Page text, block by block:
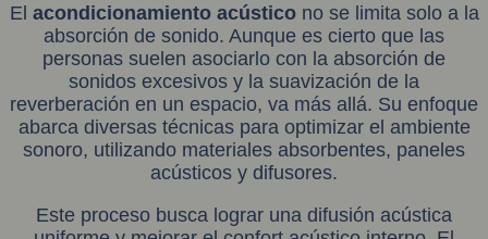
El acondicionamiento acústicono se limita solo a la
absorción de sonido. Aunque es cierto que las
personas suelen asociarlo con la absorción de
sonidos excesivos y la suavización de la
reverberación en un espacio, va más allá. Su enfoque
abarca diversas técnicas para optimizar el ambiente
sonoro, utilizando materiales absorbentes, paneles
acústicos y difusores.
Este proceso busca lograr una difusión acústica